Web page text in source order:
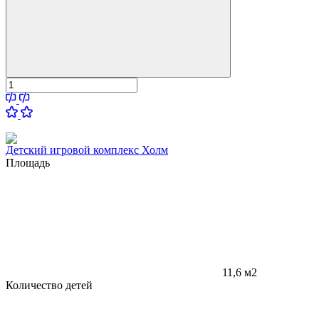
Детский игровой комплекс Холм
Площадь
11,6 м2
Количество детей